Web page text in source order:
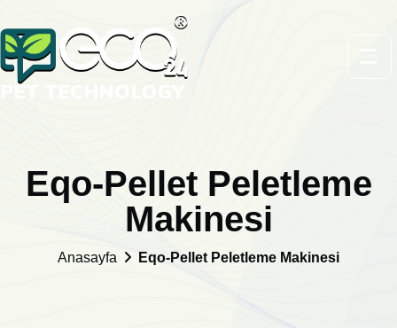
Eqo-Pellet Peletleme
Makinesi
Anasayfa Eqo-Pellet Peletleme Makinesi